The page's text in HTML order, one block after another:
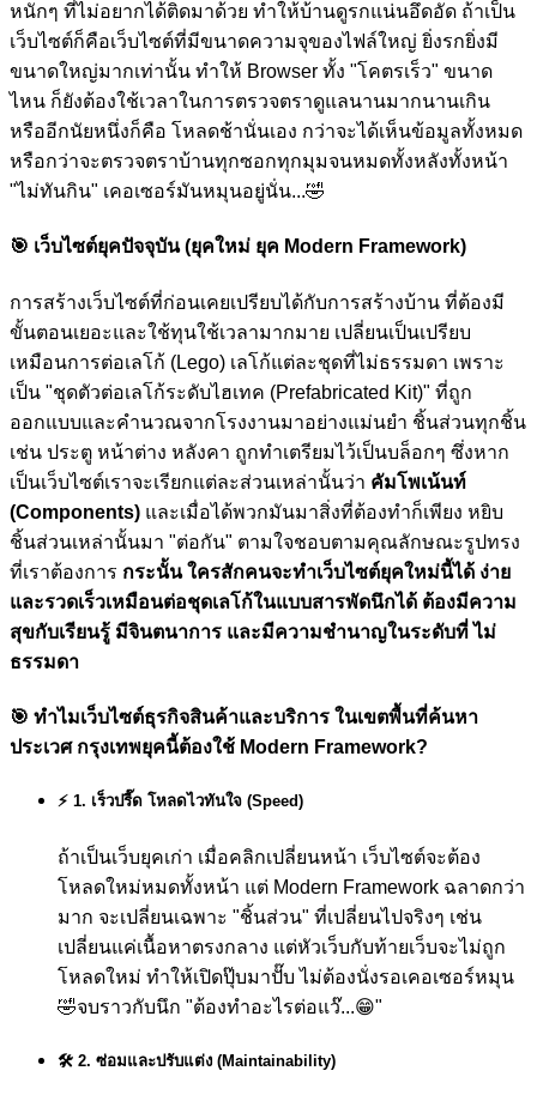
หนักๆ ที่ไม่อยากได้ติดมาด้วย ทำให้บ้านดูรกแน่นอึดอัด ถ้าเป็น
เว็บไซต์ก็คือเว็บไซต์ที่มีขนาดความจุของไฟล์ใหญ่ ยิ่งรกยิ่งมี
ขนาดใหญ่มากเท่านั้น ทำให้ Browser ทั้ง "โคตรเร็ว" ขนาด
ไหน ก็ยังต้องใช้เวลาในการตรวจตราดูแลนานมากนานเกิน
หรืออีกนัยหนึ่งก็คือ โหลดช้านั่นเอง กว่าจะได้เห็นข้อมูลทั้งหมด
หรือกว่าจะตรวจตราบ้านทุกซอกทุกมุมจนหมดทั้งหลังทั้งหน้า
"ไม่ทันกิน" เคอเซอร์มันหมุนอยู่นั่น...🤣
🎯 เว็บไซต์ยุคปัจจุบัน (ยุคใหม่ ยุค Modern Framework)
การสร้างเว็บไซต์ที่ก่อนเคยเปรียบได้กับการสร้างบ้าน ที่ต้องมี
ขั้นตอนเยอะและใช้ทุนใช้เวลามากมาย เปลี่ยนเป็นเปรียบ
เหมือนการต่อเลโก้ (Lego) เลโก้แต่ละชุดที่ไม่ธรรมดา เพราะ
เป็น "ชุดตัวต่อเลโก้ระดับไฮเทค (Prefabricated Kit)" ที่ถูก
ออกแบบและคำนวณจากโรงงานมาอย่างแม่นยำ ชิ้นส่วนทุกชิ้น
เช่น ประตู หน้าต่าง หลังคา ถูกทำเตรียมไว้เป็นบล็อกๆ ซึ่งหาก
เป็นเว็บไซต์เราจะเรียกแต่ละส่วนเหล่านั้นว่า คัมโพเน้นท์
(Components) และเมื่อได้พวกมันมาสิ่งที่ต้องทำก็เพียง หยิบ
ชิ้นส่วนเหล่านั้นมา "ต่อกัน" ตามใจชอบตามคุณลักษณะรูปทรง
ที่เราต้องการ กระนั้น ใครสักคนจะทำเว็บไซต์ยุคใหม่นี้ได้ ง่าย
และรวดเร็วเหมือนต่อชุดเลโก้ในแบบสารพัดนึกได้ ต้องมีความ
สุขกับเรียนรู้ มีจินตนาการ และมีความชำนาญในระดับที่ ไม่
ธรรมดา
🎯 ทำไมเว็บไซต์ธุรกิจสินค้าและบริการ ในเขตพื้นที่ค้นหา
ประเวศ กรุงเทพยุคนี้ต้องใช้ Modern Framework?
⚡ 1. เร็วปรี๊ด โหลดไวทันใจ (Speed)
ถ้าเป็นเว็บยุคเก่า เมื่อคลิกเปลี่ยนหน้า เว็บไซต์จะต้อง
โหลดใหม่หมดทั้งหน้า แต่ Modern Framework ฉลาดกว่า
มาก จะเปลี่ยนเฉพาะ "ชิ้นส่วน" ที่เปลี่ยนไปจริงๆ เช่น
เปลี่ยนแค่เนื้อหาตรงกลาง แต่หัวเว็บกับท้ายเว็บจะไม่ถูก
โหลดใหม่ ทำให้เปิดปุ๊บมาปั๊บ ไม่ต้องนั่งรอเคอเซอร์หมุน
🤣จบราวกับนึก "ต้องทำอะไรต่อแว๊...😁"
🛠️ 2. ซ่อมและปรับแต่ง (Maintainability)